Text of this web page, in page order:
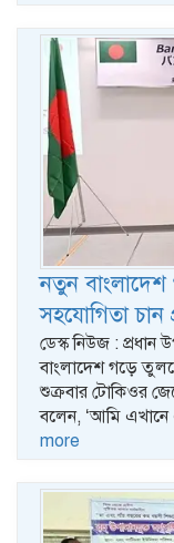
নতুন বাংলাদেশ
সহযোগিতা চান
ডেস্ক নিউজ : প্রধান
বাংলাদেশ গড়ে
শুক্রবার টোকিওর
বলেন, ‘আমি এখানে
more